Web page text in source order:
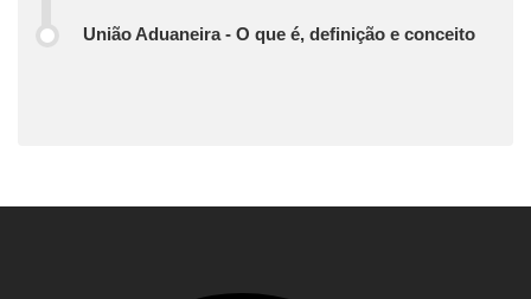
União Aduaneira - O que é, definição e conceito